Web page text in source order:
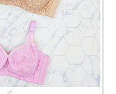
查看運費